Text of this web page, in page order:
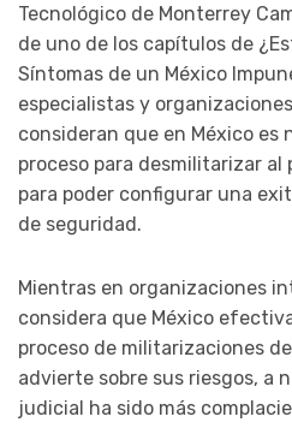
Tecnológico de Monterrey
de uno de los capítulos de
Síntomas de un México
especialistas y
consideran que en México es
proceso para desmilitarizar al
para poder configurar una
de seguridad.
Mientras en organizaciones
considera que México
proceso de militarizaciones
advierte sobre sus riesgos, a
judicial ha sido más